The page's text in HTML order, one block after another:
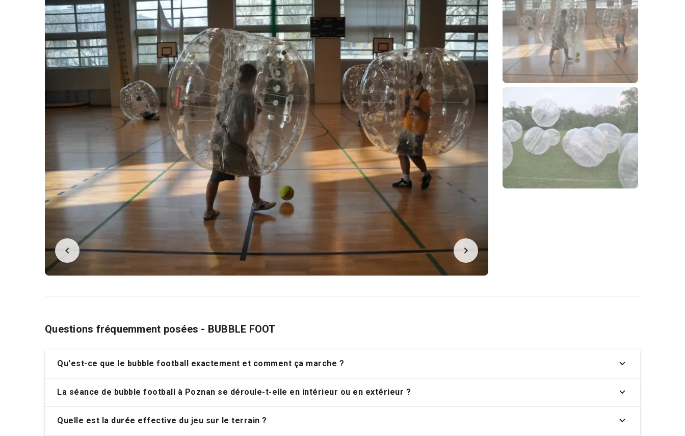
Questions fréquemment posées - BUBBLE FOOT
Qu'est-ce que le bubble football exactement et comment ça marche ?
La séance de bubble football à Poznan se déroule-t-elle en intérieur ou en extérieur ?
Quelle est la durée effective du jeu sur le terrain ?